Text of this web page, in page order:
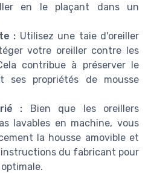
en le plaçant dans un
: Utilisez une taie d'oreiller
votre oreiller contre les
contribue à préserver le
ses propriétés de mousse
: Bien que les oreillers
lavables en machine, vous
la housse amovible et
du fabricant pour